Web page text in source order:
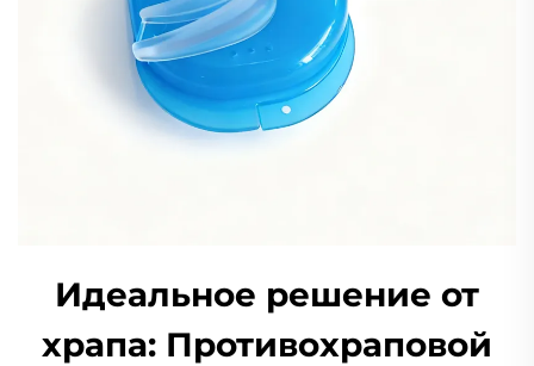
Идеальное решение от
храпа: Противохраповой